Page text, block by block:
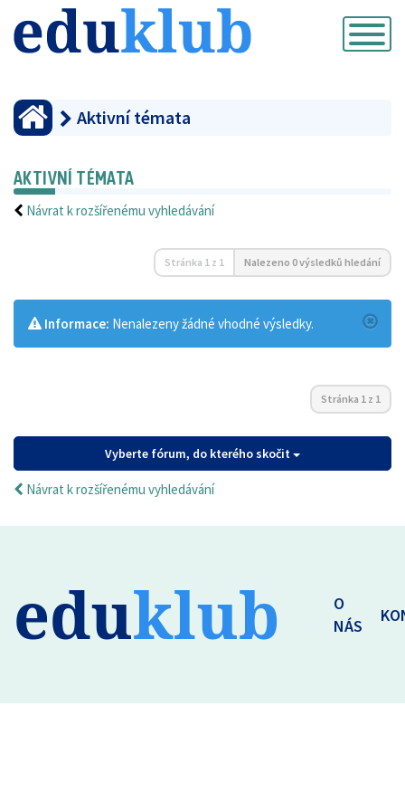
Přepnout
navigaci
Aktivní témata
AKTIVNÍ TÉMATA
Návrat k rozšířenému vyhledávání
Stránka 1 z 1 Nalezeno 0 výsledků hledání
Informace: Nenalezeny žádné vhodné výsledky.
Stránka 1 z 1
Vyberte fórum, do kterého skočit
Návrat k rozšířenému vyhledávání
eduklub
O
NÁS